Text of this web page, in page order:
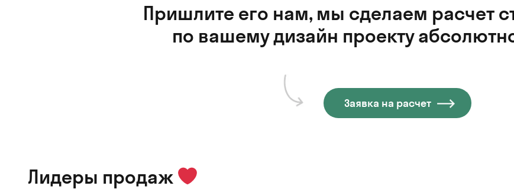
Пришлите его нам, мы сделаем расчет
по вашему дизайн проекту
Заявка на расчет
Лидеры продаж